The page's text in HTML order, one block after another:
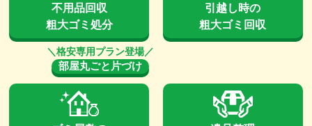
不用品回収
粗大ゴミ処分
引越し時の
粗大ゴミ回収
部屋丸ごと片づけ